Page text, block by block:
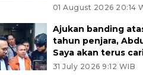
01 August 2026 20:14
Ajukan banding
tahun penjara,
Saya akan terus
31 July 2026 9:12 WIB